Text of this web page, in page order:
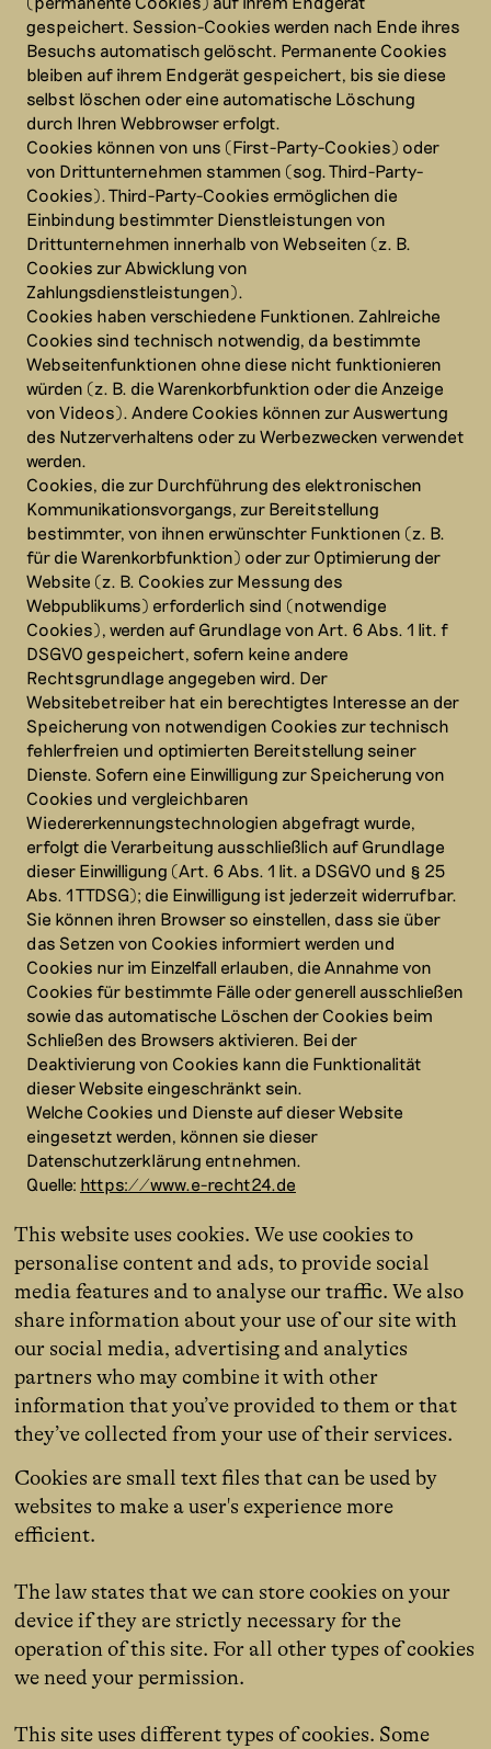
gespeichert. Session-Cookies werden nach Ende ihres
Besuchs automatisch gelöscht. Permanente Cookies
bleiben auf ihrem Endgerät gespeichert, bis sie diese
selbst löschen oder eine automatische Löschung
durch Ihren Webbrowser erfolgt.
Cookies können von uns (First-Party-Cookies) oder
von Drittunternehmen stammen (sog. Third-Party-
Cookies). Third-Party-Cookies ermöglichen die
Einbindung bestimmter Dienstleistungen von
Drittunternehmen innerhalb von Webseiten (z. B.
Cookies zur Abwicklung von
Zahlungsdienstleistungen).
Cookies haben verschiedene Funktionen. Zahlreiche
Cookies sind technisch notwendig, da bestimmte
Webseitenfunktionen ohne diese nicht funktionieren
würden (z. B. die Warenkorbfunktion oder die Anzeige
von Videos). Andere Cookies können zur Auswertung
des Nutzerverhaltens oder zu Werbezwecken verwendet
werden.
Cookies, die zur Durchführung des elektronischen
Kommunikationsvorgangs, zur Bereitstellung
bestimmter, von ihnen erwünschter Funktionen (z. B.
für die Warenkorbfunktion) oder zur Optimierung der
Website (z. B. Cookies zur Messung des
Webpublikums) erforderlich sind (notwendige
Cookies), werden auf Grundlage von Art. 6 Abs. 1 lit. f
DSGVO gespeichert, sofern keine andere
Rechtsgrundlage angegeben wird. Der
Websitebetreiber hat ein berechtigtes Interesse an der
Speicherung von notwendigen Cookies zur technisch
fehlerfreien und optimierten Bereitstellung seiner
Dienste. Sofern eine Einwilligung zur Speicherung von
Cookies und vergleichbaren
Wiedererkennungstechnologien abgefragt wurde,
erfolgt die Verarbeitung ausschließlich auf Grundlage
dieser Einwilligung (Art. 6 Abs. 1 lit. a DSGVO und § 25
Abs. 1 TTDSG); die Einwilligung ist jederzeit widerrufbar.
Sie können ihren Browser so einstellen, dass sie über
das Setzen von Cookies informiert werden und
Cookies nur im Einzelfall erlauben, die Annahme von
Cookies für bestimmte Fälle oder generell ausschließen
sowie das automatische Löschen der Cookies beim
Schließen des Browsers aktivieren. Bei der
Deaktivierung von Cookies kann die Funktionalität
dieser Website eingeschränkt sein.
Welche Cookies und Dienste auf dieser Website
eingesetzt werden, können sie dieser
Datenschutzerklärung entnehmen.
Quelle: https://www.e-recht24.de
This website uses cookies. We use cookies to
personalise content and ads, to provide social
media features and to analyse our traffic. We also
share information about your use of our site with
our social media, advertising and analytics
partners who may combine it with other
information that you’ve provided to them or that
they’ve collected from your use of their services.
Cookies are small text files that can be used by
websites to make a user's experience more
efficient.
The law states that we can store cookies on your
device if they are strictly necessary for the
operation of this site. For all other types of cookies
we need your permission.
This site uses different types of cookies. Some